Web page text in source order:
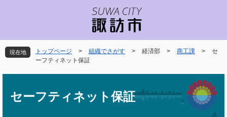
先
頭
を
飛
現在地 トップページ > 組織でさがす > 経済部 > 商工課 >
セ
ーフティネット保証
セーフティネット保証